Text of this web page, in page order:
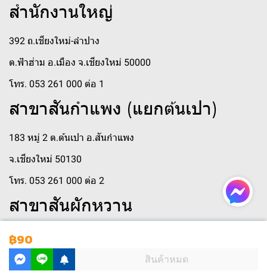
฿90
สินค้าหมด
สำนักงานใหญ่
392 ถ.เชียงใหม่-ลำปาง
ต.ฟ้าฮ่าม อ.เมือง จ.เชียงใหม่ 50000
โทร. 053 261 000 ต่อ 1
สาขาสันกำแพง (แยกต้นเปา)
183 หมู่ 2 ต.ต้นเปา อ.สันกำแพง
จ.เชียงใหม่ 50130
โทร. 053 261 000 ต่อ 2
สาขาสันผักหวาน
250 หมู่ 3 ตำบล สันผักหวาน
ตำบลสันผักหวาน อำเภอหางดง เชียงใหม่ 50230